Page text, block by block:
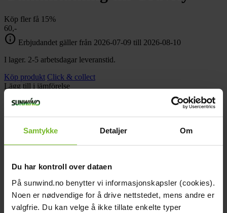
Samtykke Detaljer Om
Du har kontroll over dataen
På sunwind.no benytter vi informasjonskapsler (cookies).
Noen er nødvendige for å drive nettstedet, mens andre er
valgfrie. Du kan velge å ikke tillate enkelte typer
Lacanche
Köp fler få 15%
60,-
info Erbjudandet gäller från 2026-07-09 till 2026-08-10
I lager. 2-5 arbetsdagar leveranstid.
Köp produkt Click & collect
Lägg till i jämförelse